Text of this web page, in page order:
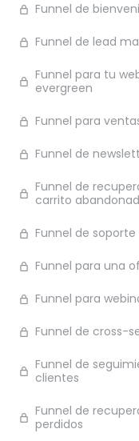
Funnel de
Funnel de lead
Funnel para tu
evergreen
Funnel para
Funnel de
Funnel de
carrito
Funnel de
Funnel para una
Funnel para
Funnel de cross-
Funnel de
clientes
Funnel de
perdidos